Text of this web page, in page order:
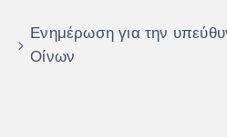
Ενημέρωση για την
Οίνων